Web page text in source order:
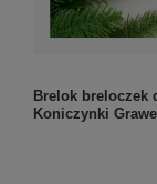
Brelok breloczek
Koniczynki